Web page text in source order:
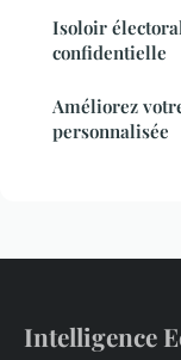
Isoloir
confidentielle
Améliorez
personnalisée
Intelligence